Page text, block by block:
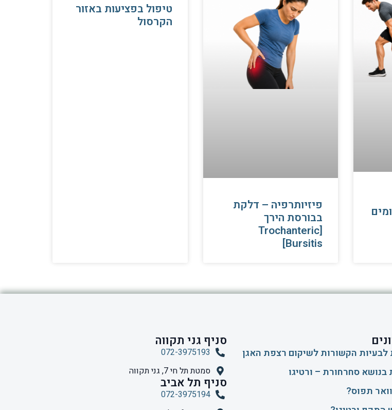
פיזיותרפיה – דלקת
בבורסת הירך
[Trochanteric
Bursitis]
טיפול בפציעות באזור
הקרסול
הקשורות לשיקום רצפת האגן
סחרחורת – ורטיגו
תפוס?
סניף גני תקווה
072-3975193
סמטת תל חי 7, גני תקווה
סניף תל אביב
072-3975194